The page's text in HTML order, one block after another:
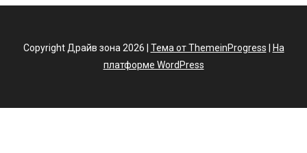
Copyright Драйв зона 2026 | Тема от ThemeinProgress
На
платформе WordPress